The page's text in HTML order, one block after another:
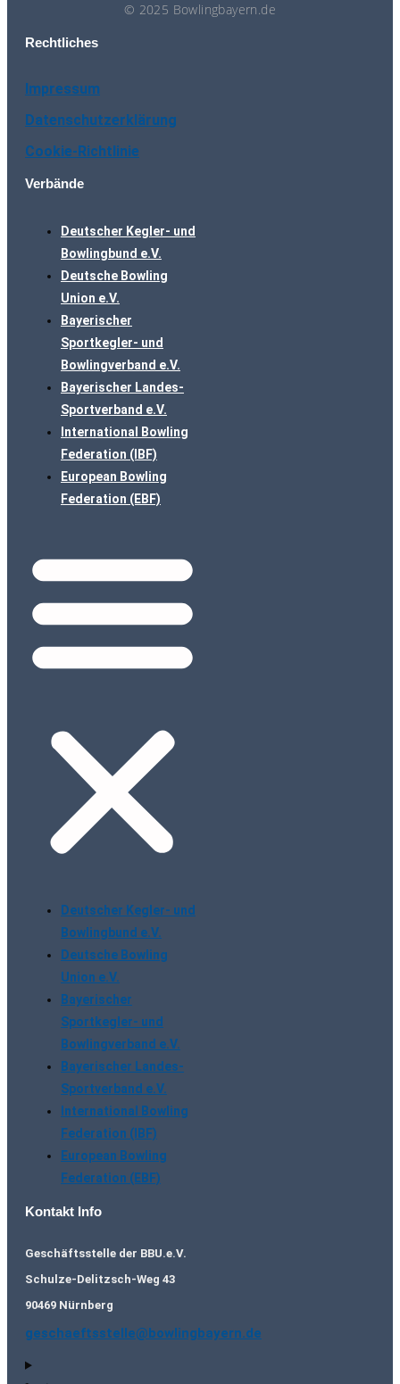
© 2025 Bowlingbayern.de
Rechtliches
Impressum
Datenschutzerklärung
Cookie-Richtlinie
Verbände
Deutscher Kegler- und
Bowlingbund e.V.
Deutsche Bowling
Union e.V.
Bayerischer
Sportkegler- und
Bowlingverband e.V.
Bayerischer Landes-
Sportverband e.V.
International Bowling
Federation (IBF)
European Bowling
Federation (EBF)
Deutscher Kegler- und
Bowlingbund e.V.
Deutsche Bowling
Union e.V.
Bayerischer
Sportkegler- und
Bowlingverband e.V.
Bayerischer Landes-
Sportverband e.V.
International Bowling
Federation (IBF)
European Bowling
Federation (EBF)
Kontakt Info
Geschäftsstelle der BBU.e.V.
Schulze-Delitzsch-Weg 43
90469 Nürnberg
geschaeftsstelle@bowlingbayern.de